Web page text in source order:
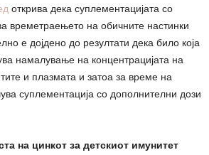
открива дека суплементацијата со
времетраењето на обичните настинки
е дојдено до резултати дека било која
намалување на концентрацијата на
и плазмата и затоа за време на
суплементација со дополнителни дози
на цинкот за детскиот имунитет